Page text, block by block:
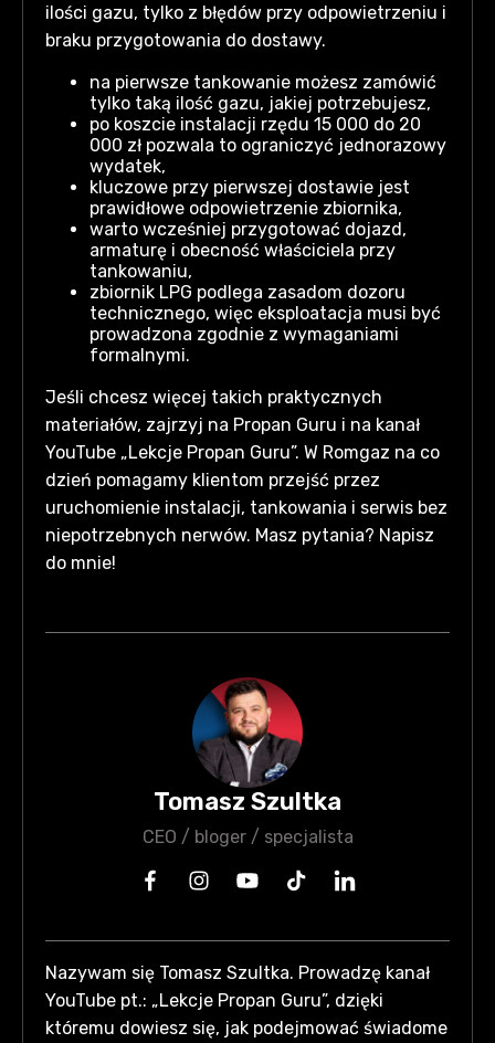
ilości gazu, tylko z błędów przy odpowietrzeniu i
braku przygotowania do dostawy.
na pierwsze tankowanie możesz zamówić
tylko taką ilość gazu, jakiej potrzebujesz,
po koszcie instalacji rzędu 15 000 do 20
000 zł pozwala to ograniczyć jednorazowy
wydatek,
kluczowe przy pierwszej dostawie jest
prawidłowe odpowietrzenie zbiornika,
warto wcześniej przygotować dojazd,
armaturę i obecność właściciela przy
tankowaniu,
zbiornik LPG podlega zasadom dozoru
technicznego, więc eksploatacja musi być
prowadzona zgodnie z wymaganiami
formalnymi.
Jeśli chcesz więcej takich praktycznych
materiałów, zajrzyj na Propan Guru i na kanał
YouTube „Lekcje Propan Guru”. W Romgaz na co
dzień pomagamy klientom przejść przez
uruchomienie instalacji, tankowania i serwis bez
niepotrzebnych nerwów. Masz pytania? Napisz
do mnie!
Tomasz Szultka
CEO / bloger / specjalista
Nazywam się Tomasz Szultka. Prowadzę kanał
YouTube pt.: „Lekcje Propan Guru”, dzięki
któremu dowiesz się, jak podejmować świadome